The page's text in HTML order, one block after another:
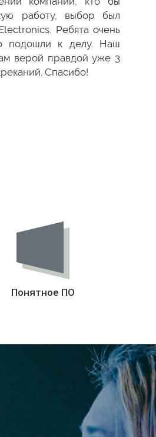
работу, выбор был
Ребята очень
подошли к делу. Наш
верой правдой уже 3
Спасибо!
Понятное ПО